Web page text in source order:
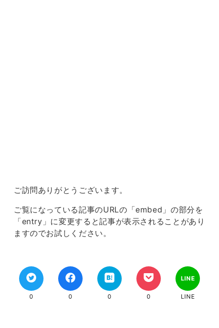
ご訪問ありがとうございます。
ご覧になっている記事のURLの「embed」の部分を
「entry」に変更すると記事が表示されることがあり
ますのでお試しください。
0 0 0 0
LINE
LINE